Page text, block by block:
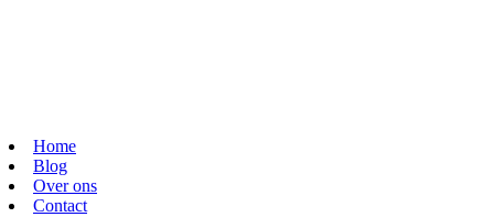
Home
Blog
Over ons
Contact